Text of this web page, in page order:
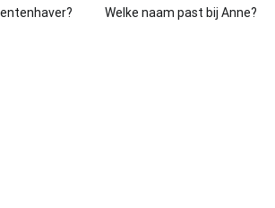
Welke naam past bij Anne?